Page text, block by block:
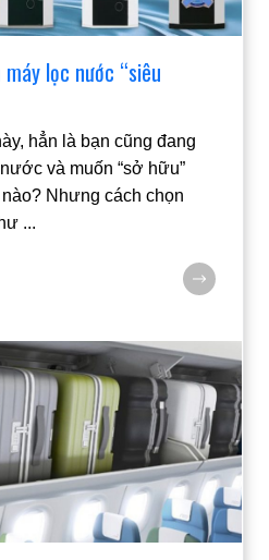
lọc nước “siêu
hẳn là bạn cũng đang
và muốn “sở hữu”
nào? Nhưng cách chọn
...